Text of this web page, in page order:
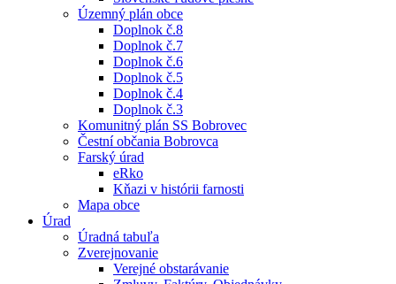
Územný plán obce
Doplnok č.8
Doplnok č.7
Doplnok č.6
Doplnok č.5
Doplnok č.4
Doplnok č.3
Komunitný plán SS Bobrovec
Čestní občania Bobrovca
Farský úrad
eRko
Kňazi v histórii farnosti
Mapa obce
Úrad
Úradná tabuľa
Zverejnovanie
Verejné obstarávanie